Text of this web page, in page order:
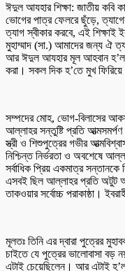
ঈদুল আযহার শিক্ষা: জাতীয় কবি
ভোগের পাত্র ফেলরে ছুঁড়ে,
ত্যাগ স্বীকার করবে, এই শিক্ষাই
মুহাম্মাদ (সা.) আমাদের জন্য ঐ
আর ঈদুল আযহার মূল আহবান হ’ল
করা। সকল দিক হ’তে মুখ
সম্পদের মোহ, ভোগ-বিলাসের
আল্লাহর সন্তুষ্টি প্রতি
স্ত্রী ও শিশুপুত্রের গভীর
নিশ্চিন্ত নির্ভরতা ও অবশেষে
সর্বাধিক প্রিয় একমাত্র
এসবই ছিল আল্লাহর প্রতি অটুট
তাকওয়ার সর্বোচ্চ পরাকাষ্ঠা।
মূলতঃ তিনি এর দ্বারা পুত্রের
চাইতে যে পুত্রের ভালোবাসা বড়
এটাই চেয়েছিলেন। আর এটাই